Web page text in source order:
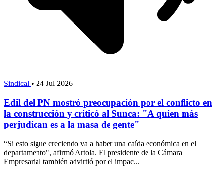
Sindical • 24 Jul 2026
Edil del PN mostró preocupación por el conflicto en
la construcción y criticó al Sunca: "A quien más
perjudican es a la masa de gente"
“Si esto sigue creciendo va a haber una caída económica en el
departamento", afirmó Artola. El presidente de la Cámara
Empresarial también advirtió por el impac...